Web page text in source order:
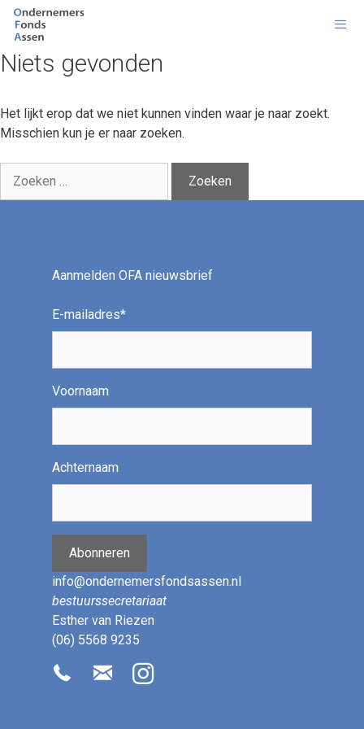
naar
inhoud
Niets gevonden
Het lijkt erop dat we niet kunnen vinden waar je naar zoekt.
Misschien kun je er naar zoeken.
naar:
Aanmelden OFA nieuwsbrief
E-mailadres*
Voornaam
Achternaam
Abonneren
info@ondernemersfondsassen.nl
bestuurssecretariaat
Esther van Riezen
(06) 5568 9235